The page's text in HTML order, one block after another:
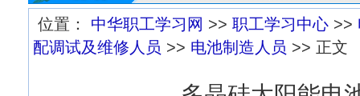
位置： 中华职工学习网 >> 职工学习中心 >>
配调试及维修人员 >> 电池制造人员 >> 正文